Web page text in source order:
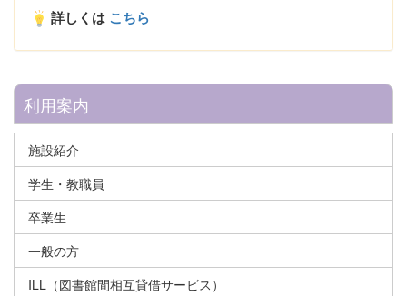
詳しくは こちら
利用案内
施設紹介
学生・教職員
卒業生
一般の方
ILL（図書館間相互貸借サービス）